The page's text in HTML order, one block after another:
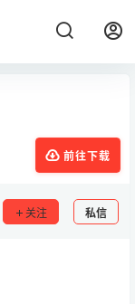
前往下载
关注 私信